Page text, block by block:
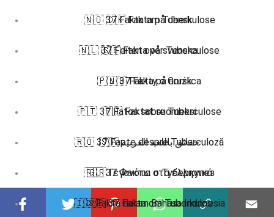
🇳🇴 37 Fakta om Tuberkulose
🇳🇱 37 Feiten over Tuberculose
🇵🇱 37 Fakty o Gruźlica
🇵🇹 37 Fatos sobre Tuberculose
🇷🇴 37 Fapte despre Tuberculoză
🇷🇺 37 Факты о Туберкулез
🇸🇪 37 Fakta om Tuberkulos
🇩🇰 Fakta på dansk
🇸🇪 Fakta på svenska
🇳🇴 Fakta på norsk
🇫🇮 Faktat suomeksi
🇸🇦 حقائق باللغة العربية
🇬🇷 Γεγονότα στα ελληνικά
🇮🇩 Fakta dalam Bahasa Indonesia